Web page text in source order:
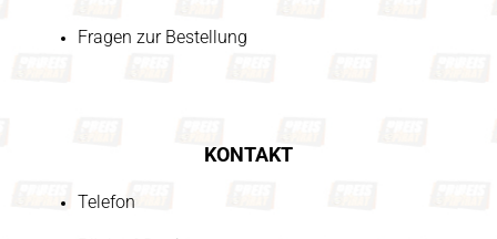
Fragen zur Bestellung
KONTAKT
Telefon